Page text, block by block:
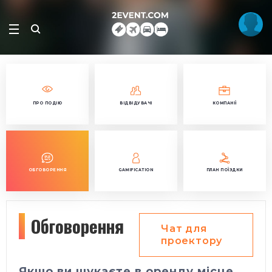
ПРО ПОДІЮ ВІДВІДУВАЧІ КОМПАНІЇ
ОБГОВОРЕННЯ GAMIFICATION ПЛАН ПОЇЗДКИ
Обговорення
Чат для
проектору